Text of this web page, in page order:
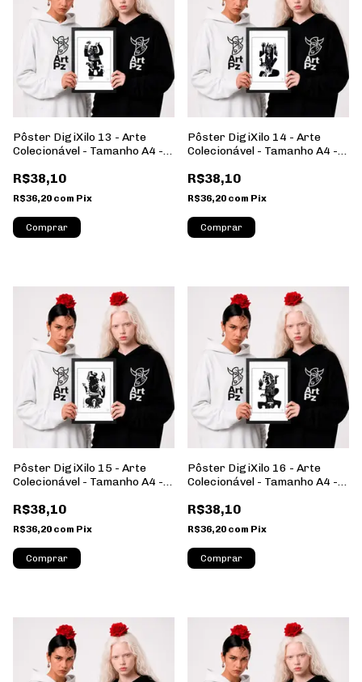
Pôster DigiXilo 13 - Arte
Colecionável - Tamanho A4 -
Retrato
R$38,10
R$36,20 com Pix
Comprar
Pôster DigiXilo 14 - Arte
Colecionável - Tamanho A4 -
Retrato
R$38,10
R$36,20 com Pix
Comprar
Pôster DigiXilo 15 - Arte
Colecionável - Tamanho A4 -
Retrato
R$38,10
R$36,20 com Pix
Comprar
Pôster DigiXilo 16 - Arte
Colecionável - Tamanho A4 -
Retrato
R$38,10
R$36,20 com Pix
Comprar